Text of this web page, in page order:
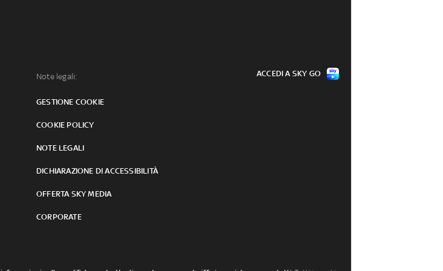
Note legali:
GESTIONE COOKIE
COOKIE POLICY
NOTE LEGALI
DICHIARAZIONE DI ACCESSIBILITÀ
OFFERTA SKY MEDIA
CORPORATE
ACCEDI A SKY GO